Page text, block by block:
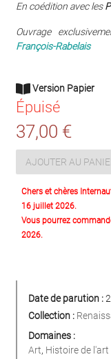
En coédition avec les
Ouvrage
François-Rabelais
Version Papier
Épuisé
37,00 €
AJOUTER AU
Chers et chères
16 juillet 2026.
Vous pourrez
2026.
Date de parution :
Collection :
Domaines :
Art, Histoire de l'art